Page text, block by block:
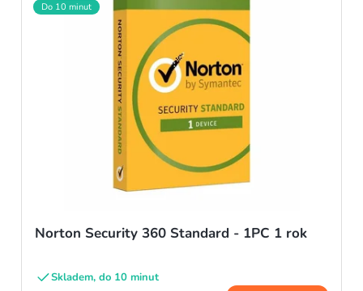
Do 10 minut
Norton Security 360 Standard - 1PC 1 rok
Skladem, do 10 minut